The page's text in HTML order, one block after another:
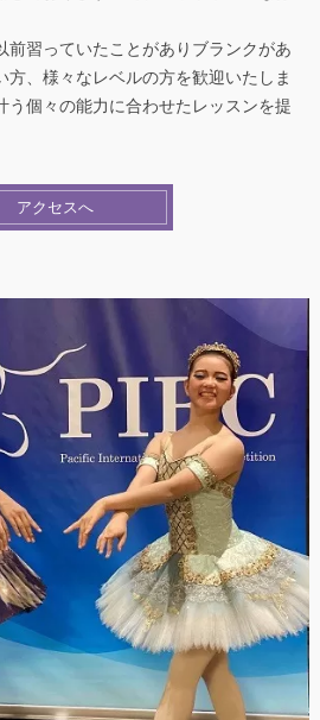
前習っていたことがありブランクがあ
方、様々なレベルの方を歓迎いたしま
う個々の能力に合わせたレッスンを提
アクセスへ